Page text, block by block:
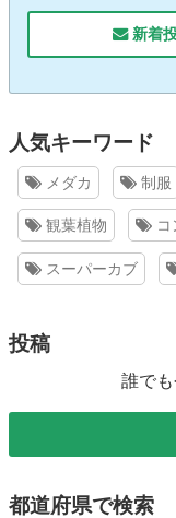
新着
人気キーワード
メダカ 制服
観葉植物 コ
スーパーカブ
投稿
誰で
都道府県で検索